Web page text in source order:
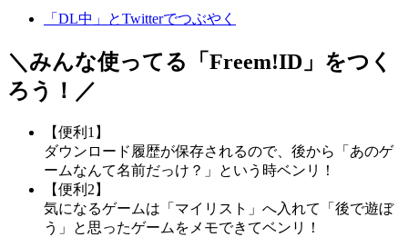
「DL中」とTwitterでつぶやく
＼みんな使ってる「 Freem!ID 」をつく
ろう！／
【便利1】
ダウンロード履歴が保存されるので、後から「あのゲ
ームなんて名前だっけ？」という時ベンリ！
【便利2】
気になるゲームは「マイリスト」へ入れて「後で遊ぼ
う」と思ったゲームをメモできてベンリ！